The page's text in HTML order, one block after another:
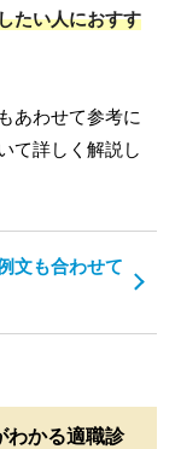
たい人におすす
あわせて参考に
て詳しく解説し
文も合わせて
わかる適職診